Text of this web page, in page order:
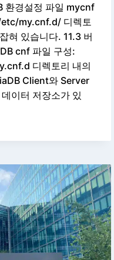
환경설정 파일 mycnf
my.cnf.d/ 디렉토
혀 있습니다. 11.3 버
cnf 파일 구성:
디렉토리 내의
Client와 Server
이터 저장소가 있